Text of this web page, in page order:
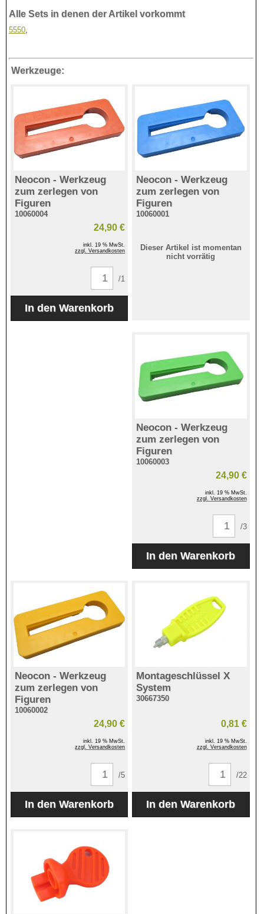
Alle Sets in denen der Artikel vorkommt
5550,
Werkzeuge:
Neocon - Werkzeug
zum zerlegen von
Figuren
10060004
24,90 €
inkl. 19 % MwSt.
zzgl. Versandkosten
/1
Neocon - Werkzeug
zum zerlegen von
Figuren
10060001
Dieser Artikel ist momentan
nicht vorrätig
Neocon - Werkzeug
zum zerlegen von
Figuren
10060003
24,90 €
inkl. 19 % MwSt.
zzgl. Versandkosten
/3
Neocon - Werkzeug
zum zerlegen von
Figuren
10060002
24,90 €
inkl. 19 % MwSt.
zzgl. Versandkosten
/5
Montageschlüssel X
System
30667350
0,81 €
inkl. 19 % MwSt.
zzgl. Versandkosten
/22